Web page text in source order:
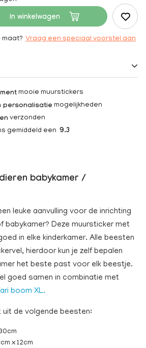
In winkelwagen
maat? Vraag een speciaal voorstel aan
mooie muurstickers
personalisatie mogelijkheden
verzonden
gemiddeld een 9.3
babykamer /
leuke aanvulling voor de inrichting
babykamer? Deze muursticker met
in elke kinderkamer. Alle beesten
hierdoor kun je zelf bepalen
het beste past voor elk beestje.
goed samen in combinatie met
boom XL.
de volgende beesten:
x 12cm